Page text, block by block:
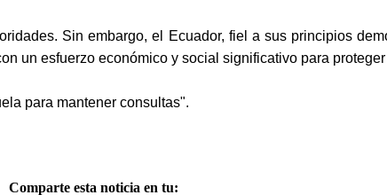
Sin embargo, el Ecuador, fiel a sus principios
un esfuerzo económico y social significativo para
para mantener consultas".
Comparte esta noticia en tu: